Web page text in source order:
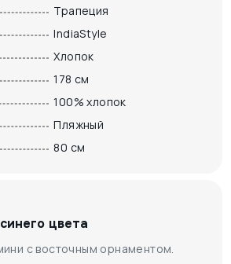
Трапеция
IndiaStyle
Хлопок
178 см
100% хлопок
Пляжный
80 см
цвета
с восточным орнаментом.